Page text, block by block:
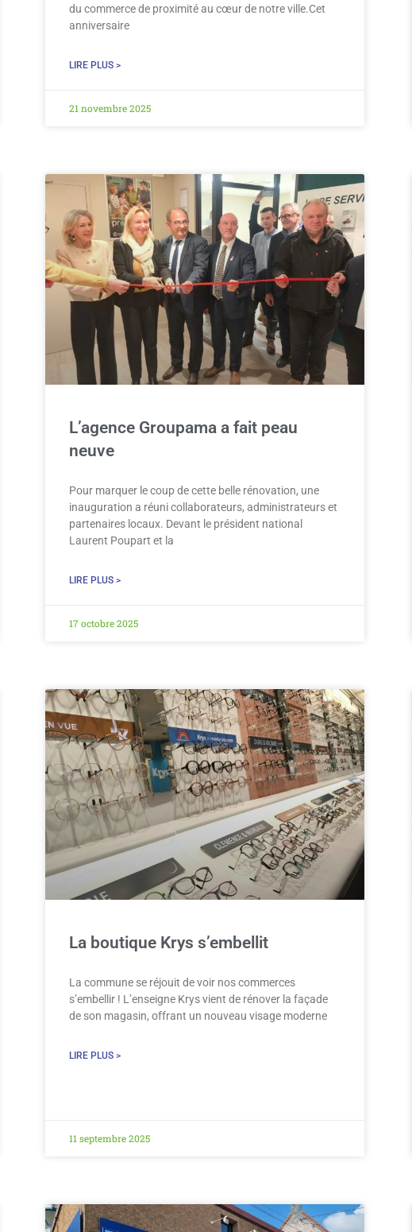
du commerce de proximité au cœur de notre ville.Cet
anniversaire
LIRE PLUS >
21 novembre 2025
L’agence Groupama a fait peau
neuve
Pour marquer le coup de cette belle rénovation, une
inauguration a réuni collaborateurs, administrateurs et
partenaires locaux. Devant le président national
Laurent Poupart et la
LIRE PLUS >
17 octobre 2025
La boutique Krys s’embellit
La commune se réjouit de voir nos commerces
s’embellir ! L’enseigne Krys vient de rénover la façade
de son magasin, offrant un nouveau visage moderne
LIRE PLUS >
11 septembre 2025